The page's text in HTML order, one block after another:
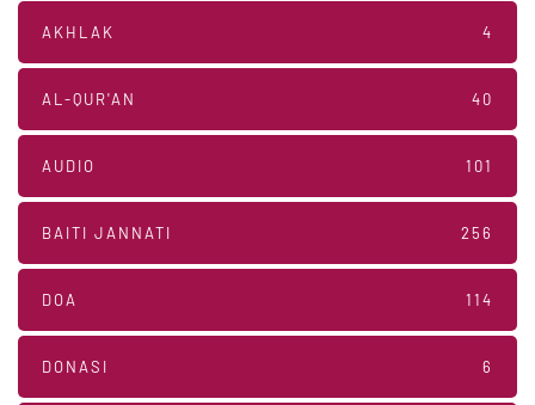
AKHLAK 4
AL-QUR'AN 40
AUDIO 101
BAITI JANNATI 256
DOA 114
DONASI 6